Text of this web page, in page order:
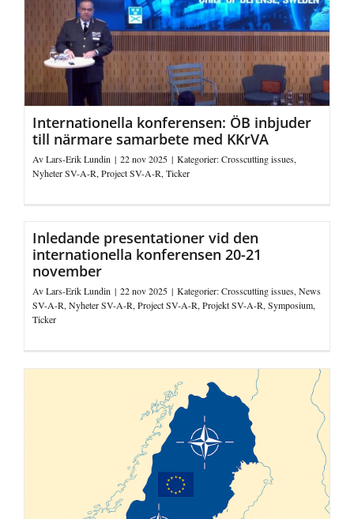
Internationella konferensen: ÖB inbjuder
till närmare samarbete med KKrVA
AvLars-Erik Lundin | 22 nov 2025 | Kategorier:Crosscutting issues,
Nyheter SV-A-R, Project SV-A-R, Ticker
Inledande presentationer vid den
internationella konferensen 20-21
november
AvLars-Erik Lundin | 22 nov 2025 | Kategorier:Crosscutting issues,News
SV-A-R,Nyheter SV-A-R,Project SV-A-R,Projekt SV-A-R,Symposium,
Ticker